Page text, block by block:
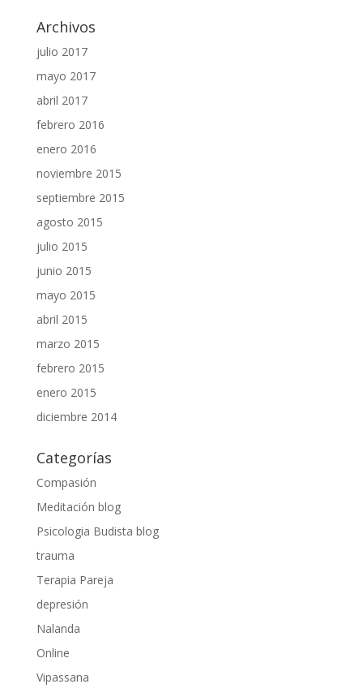
Archivos
julio 2017
mayo 2017
abril 2017
febrero 2016
enero 2016
noviembre 2015
septiembre 2015
agosto 2015
julio 2015
junio 2015
mayo 2015
abril 2015
marzo 2015
febrero 2015
enero 2015
diciembre 2014
Categorías
Compasión
Meditación blog
Psicologia Budista blog
trauma
Terapia Pareja
depresión
Nalanda
Online
Vipassana